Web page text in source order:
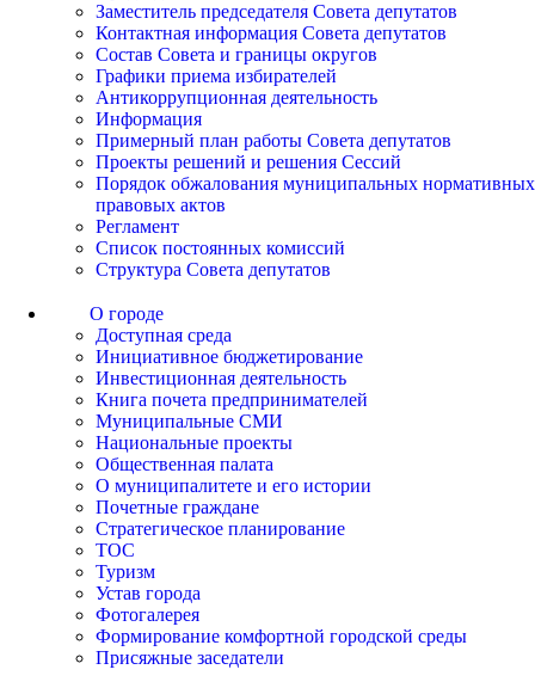
Заместитель председателя Совета депутатов
Контактная информация Совета депутатов
Состав Совета и границы округов
Графики приема избирателей
Антикоррупционная деятельность
Информация
Примерный план работы Совета депутатов
Проекты решений и решения Сессий
Порядок обжалования муниципальных нормативных
правовых актов
Регламент
Список постоянных комиссий
Структура Совета депутатов
О городе
Доступная среда
Инициативное бюджетирование
Инвестиционная деятельность
Книга почета предпринимателей
Муниципальные СМИ
Национальные проекты
Общественная палата
О муниципалитете и его истории
Почетные граждане
Стратегическое планирование
ТОС
Туризм
Устав города
Фотогалерея
Формирование комфортной городской среды
Присяжные заседатели